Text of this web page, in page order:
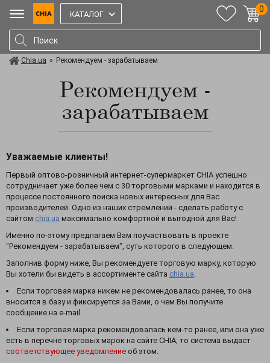
КАТАЛОГ
0
Chia.ua » Рекомендуем - зарабатываем
Рекомендуем -
зарабатываем
Уважаемые клиенты!
Первый оптово-розничный интернет-супермаркет CHIA успешно
сотрудничает уже более чем с 30 торговыми марками и находится в
процессе постоянного поиска новых интересных для Вас
производителей. Одно из наших стремлений - сделать работу с
сайтом chia.ua максимально комфортной и выгодной для Вас!
Именно по-этому предлагаем Вам поучаствовать в проекте
"Рекомендуем - зарабатываем", суть которого в следующем:
Заполнив форму ниже, Вы рекомендуете торговую марку, которую
Вы хотели бы видеть в ассортименте сайта chia.ua.
Если торговая марка никем не рекомендовалась ранее, то она
вносится в базу и фиксируется за Вами, о чем Вы получите
сообщение на e-mail.
Если торговая марка рекомендовалась кем-то ранее, или она уже
есть в перечне торговых марок на сайте CHIA, то система выдаст
соответствующее уведомление об этом.